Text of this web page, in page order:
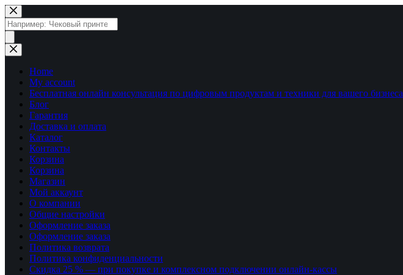
Перейти
к
сути
Поиск
товаров
Home
My account
Бесплатная онлайн консультация по цифровым продуктам и техники для вашего бизнеса
Блог
Гарантия
Доставка и оплата
Каталог
Контакты
Корзина
Корзина
Магазин
Мой аккаунт
О компании
Общие настройки
Оформление заказа
Оформление заказа
Политика возврата
Политика конфиденциальности
Скидка 25 % — при покупке и комплексном подключении онлайн-кассы